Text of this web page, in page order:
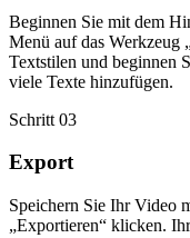
Beginnen Sie mit dem
Menü auf das Werkzeug
Textstilen und beginnen
viele Texte hinzufügen.
Schritt 03
Export
Speichern Sie Ihr Video
„Exportieren“ klicken.